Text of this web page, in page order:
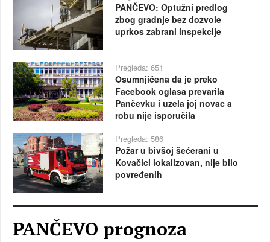
PANČEVO: Optužni predlog
zbog gradnje bez dozvole
uprkos zabrani inspekcije
Pregleda: 651
Osumnjičena da je preko
Facebook oglasa prevarila
Pančevku i uzela joj novac a
robu nije isporučila
Pregleda: 586
Požar u bivšoj šećerani u
Kovačici lokalizovan, nije bilo
povređenih
PANČEVO prognoza